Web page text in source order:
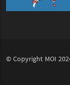
© Copyright MOI